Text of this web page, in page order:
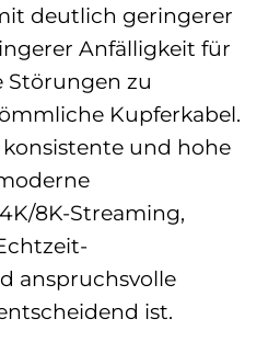
deutlich geringerer
Anfälligkeit für
Störungen zu
Kupferkabel.
und hohe
8K-Streaming,
anspruchsvolle
ist.